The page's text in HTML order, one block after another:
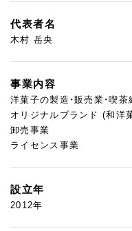
代表者名
木村 岳央
事業内容
洋菓子の製造・販売業・喫茶
オリジナルブランド (和洋
卸売事業
ライセンス事業
設立年
2012年